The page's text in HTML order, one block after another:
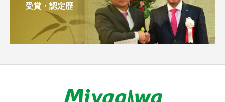
受賞・認定歴